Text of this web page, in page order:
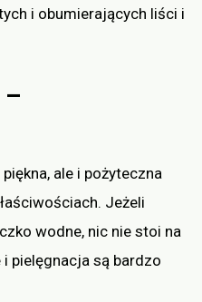
i obumierających liści i
–
ale i pożyteczna
Jeżeli
wodne, nic nie stoi na
pielęgnacja są bardzo